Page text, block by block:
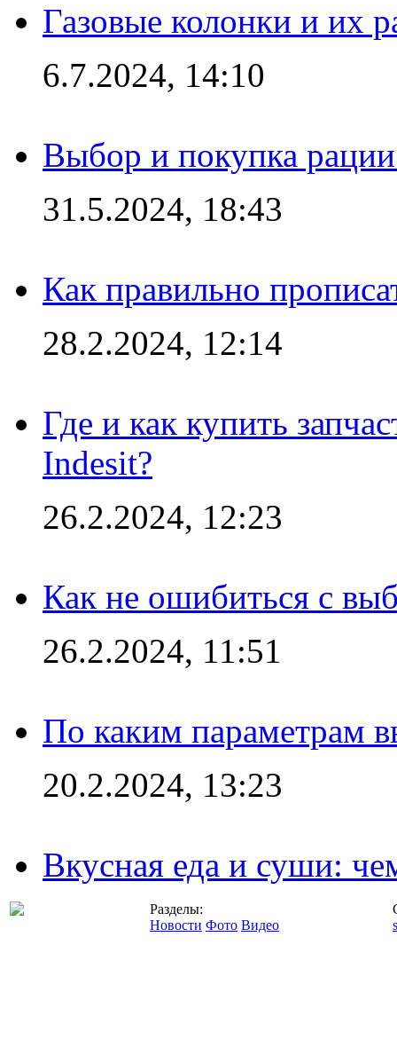
Газовые колонки и их
6.7.2024, 14:10
Выбор и покупка
31.5.2024, 18:43
Как правильно
28.2.2024, 12:14
Где и как купить
Indesit?
26.2.2024, 12:23
Как не ошибиться с
26.2.2024, 11:51
По каким параметрам
20.2.2024, 13:23
Вкусная еда и суши:
Разделы:
Новости Фото Видео